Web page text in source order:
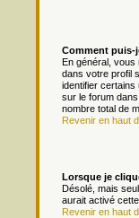
Comment puis-
En général, vous
dans votre profil
identifier certains
sur le forum
nombre total de
Revenir en haut
Lorsque je
Désolé, mais
aurait activé
Revenir en haut